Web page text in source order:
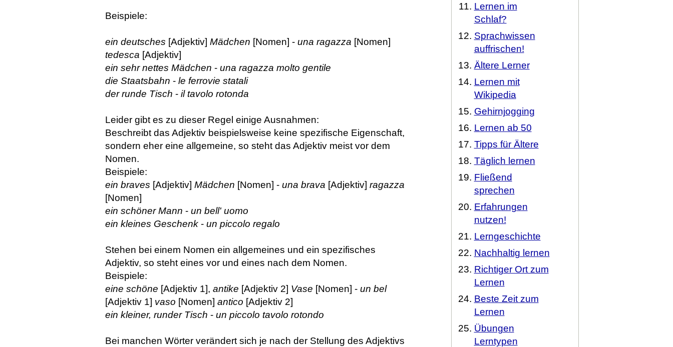
Beispiele:
ein deutsches [Adjektiv] Mädchen [Nomen] - una ragazza [Nomen]
tedesca [Adjektiv]
ein sehr nettes Mädchen - una ragazza molto gentile
die Staatsbahn - le ferrovie statali
der runde Tisch - il tavolo rotonda
Leider gibt es zu dieser Regel einige Ausnahmen:
Beschreibt das Adjektiv beispielsweise keine spezifische Eigenschaft,
sondern eher eine allgemeine, so steht das Adjektiv meist vor dem
Nomen.
Beispiele:
ein braves [Adjektiv] Mädchen [Nomen] - una brava [Adjektiv] ragazza
[Nomen]
ein schöner Mann - un bell' uomo
ein kleines Geschenk- un piccolo regalo
Stehen bei einem Nomen ein allgemeines und ein spezifisches
Adjektiv, so steht eines vor und eines nach dem Nomen.
Beispiele:
eine schöne [Adjektiv 1], antike [Adjektiv 2] Vase [Nomen] - un bel
[Adjektiv 1] vaso [Nomen] antico [Adjektiv 2]
ein kleiner, runder Tisch - un piccolo tavolo rotondo
Bei manchen Wörter verändert sich je nach der Stellung des Adjektivs
Lernen im
Schlaf?
Sprachwissen
auffrischen!
Ältere Lerner
Lernen mit
Wikipedia
Gehirnjogging
Lernen ab 50
Tipps für Ältere
Täglich lernen
Fließend
sprechen
Erfahrungen
nutzen!
Lerngeschichte
Nachhaltig lernen
Richtiger Ort zum
Lernen
Beste Zeit zum
Lernen
Übungen
Lerntypen